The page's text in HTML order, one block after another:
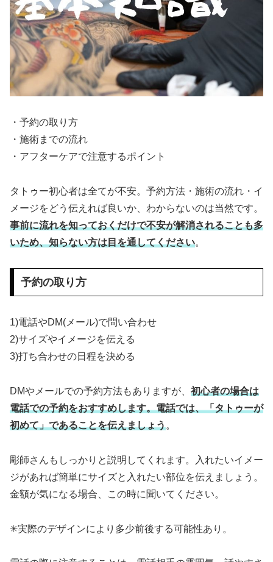
・予約の取り方
・施術までの流れ
・アフターケアで注意するポイント
タトゥー初心者は全てが不安。予約方法・施術の流れ・イ
メージをどう伝えれば良いか、わからないのは当然です。
事前に流れを知っておくだけで不安が解消されることも多
いため、知らない方は目を通してください。
予約の取り方
1)電話やDM(メール)で問い合わせ
2)サイズやイメージを伝える
3)打ち合わせの日程を決める
DMやメールでの予約方法もありますが、 初心者の場合は
電話での予約をおすすめします。電話では、「タトゥーが
初めて」であることを伝えましょう。
彫師さんもしっかりと説明してくれます。入れたいイメー
ジがあれば簡単にサイズと入れたい部位を伝えましょう。
金額が気になる場合、この時に聞いてください。
✳︎実際のデザインにより多少前後する可能性あり。